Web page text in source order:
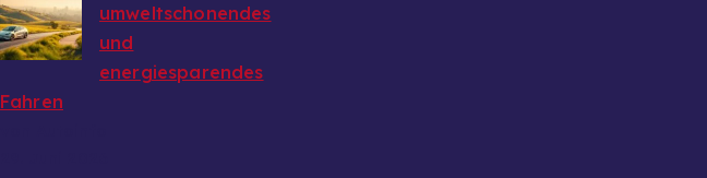
umweltschonendes
und
energiesparendes
Fahren